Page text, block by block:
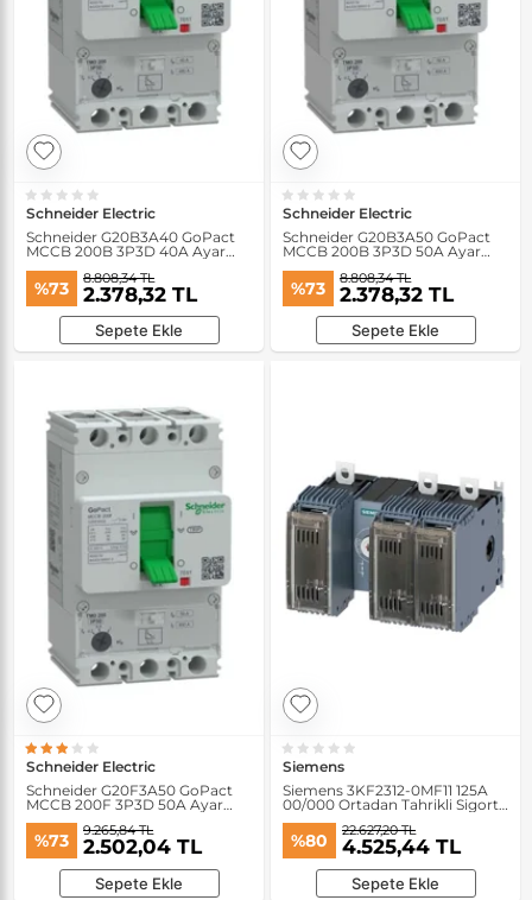
Schneider Electric
Schneider G20B3A40 GoPact
MCCB 200B 3P3D 40A Ayar
%73 8.808,34 TL
2.378,32 TL
Sepete Ekle
Schneider Electric
Schneider G20B3A50 GoPact
MCCB 200B 3P3D 50A Ayar
%73 8.808,34 TL
2.378,32 TL
Sepete Ekle
Schneider Electric
Schneider G20F3A50 GoPact
MCCB 200F 3P3D 50A Ayar
%73 9.265,84 TL
2.502,04 TL
Sepete Ekle
Siemens
Siemens 3KF2312-0MF11 125A
00/000 Ortadan Tahrikli Sigorta
%80 22.627,20 TL
4.525,44 TL
Sepete Ekle